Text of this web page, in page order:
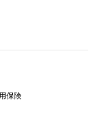
保険